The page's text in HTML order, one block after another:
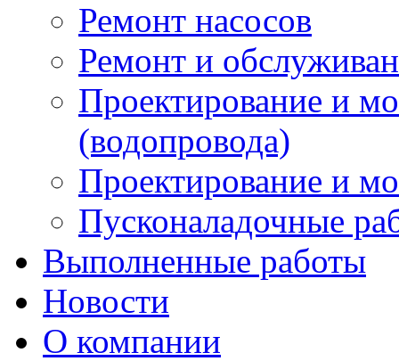
Ремонт насосов
Ремонт и
Проектирование и
(водопровода)
Проектирование и
Пусконаладочные
Выполненные работы
Новости
О компании